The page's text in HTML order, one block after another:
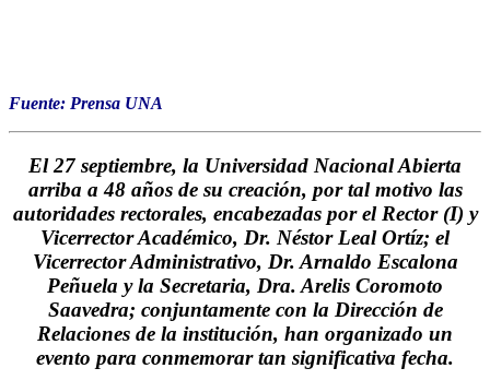
Fuente: Prensa UNA
El 27 septiembre, la Universidad Nacional Abierta
arriba a 48 años de su creación, por tal motivo las
autoridades rectorales, encabezadas por el Rector (I) y
Vicerrector Académico, Dr. Néstor Leal Ortíz; el
Vicerrector Administrativo, Dr. Arnaldo Escalona
Peñuela y la Secretaria, Dra. Arelis Coromoto
Saavedra; conjuntamente con la Dirección de
Relaciones de la institución, han organizado un
evento para conmemorar tan significativa fecha.